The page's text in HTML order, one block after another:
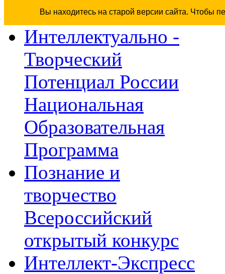
Вы находитесь на старой версии сайта. Чтобы
Интеллектуально -
Творческий
Потенциал России
Национальная
Образовательная
Программа
Познание и
творчество
Всероссийский
открытый конкурс
Интеллект-Экспресс